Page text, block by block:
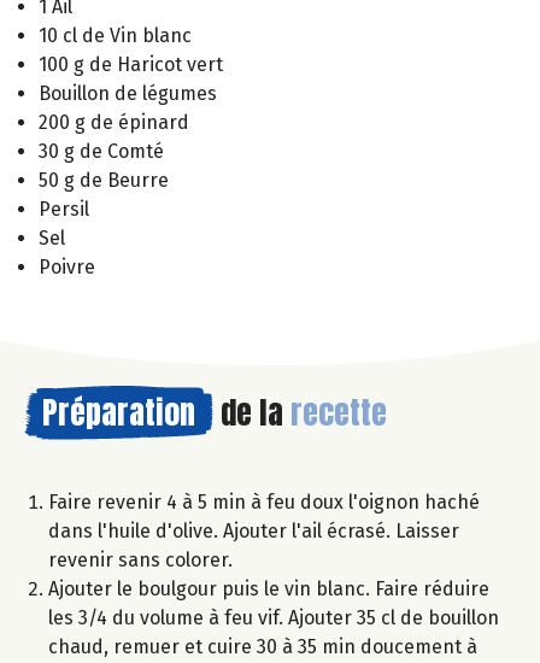
1 Ail
10 cl de Vin blanc
100 g de Haricot vert
Bouillon de légumes
200 g de épinard
30 g de Comté
50 g de Beurre
Persil
Sel
Poivre
Préparation de la recette
Faire revenir 4 à 5 min à feu doux l'oignon haché
dans l'huile d'olive. Ajouter l'ail écrasé. Laisser
revenir sans colorer.
Ajouter le boulgour puis le vin blanc. Faire réduire
les 3/4 du volume à feu vif. Ajouter 35 cl de bouillon
chaud, remuer et cuire 30 à 35 min doucement à